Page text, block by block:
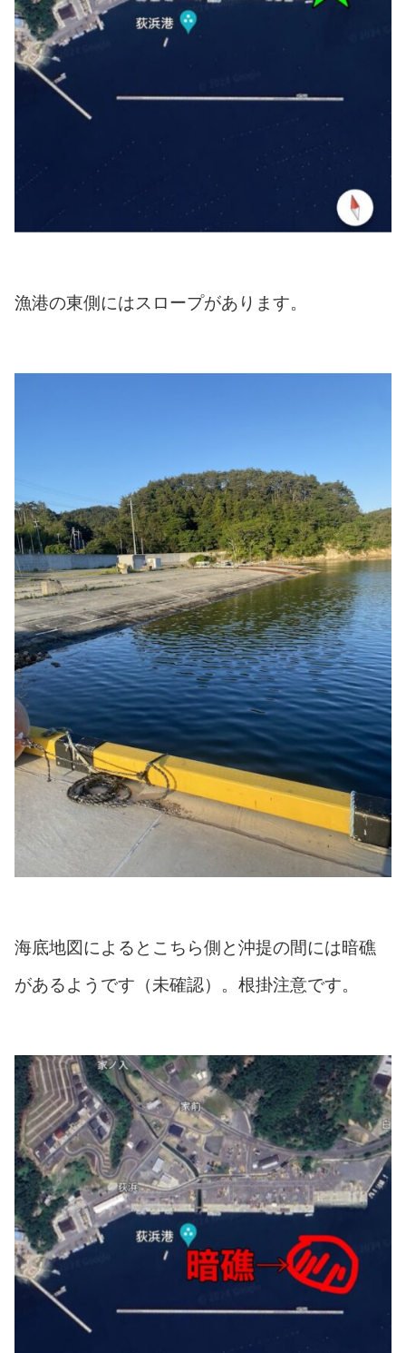
漁港の東側にはスロープがあります。
海底地図によるとこちら側と沖提の間には暗礁
があるようです（未確認）。根掛注意です。